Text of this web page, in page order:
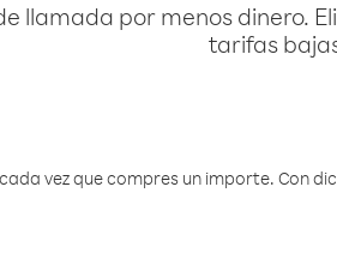
llamada por menos dinero.
tarifas
vez que compres un importe. Con